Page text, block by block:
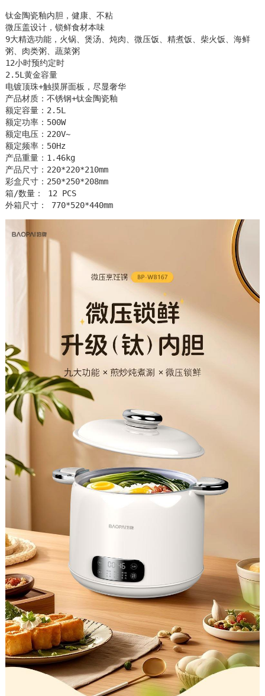
钛金陶瓷釉内胆，健康、不粘
微压盖设计，锁鲜食材本味
9大精选功能，火锅、煲汤、炖肉、微压饭、精煮饭、柴火饭、海鲜
粥、肉类粥、蔬菜粥
12小时预约定时
2.5L黄金容量
电镀顶珠+触摸屏面板，尽显奢华
产品材质：不锈钢+钛金陶瓷釉
额定容量：2.5L
额定功率：500W
额定电压：220V~
额定频率：50Hz
产品重量：1.46kg
产品尺寸：220*220*210mm
彩盒尺寸：250*250*208mm
箱/数量： 12 PCS
外箱尺寸： 770*520*440mm